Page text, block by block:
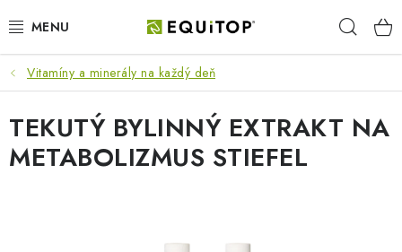
na
JAZDEC
KÔŇ
PONY
Vitamíny a minerály na každý deň
TEKUTÝ BYLINNÝ EXTRAKT NA
METABOLIZMUS STIEFEL